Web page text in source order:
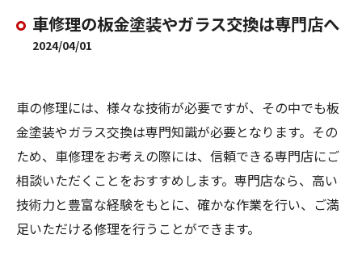
車修理の板金塗装やガラス交換は専門店へ
2024/04/01
車の修理には、様々な技術が必要ですが、その中でも板
金塗装やガラス交換は専門知識が必要となります。その
ため、車修理をお考えの際には、信頼できる専門店にご
相談いただくことをおすすめします。専門店なら、高い
技術力と豊富な経験をもとに、確かな作業を行い、ご満
足いただける修理を行うことができます。